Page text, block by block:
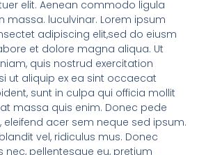
elit. Aenean commodo ligula
massa. luculvinar. Lorem ipsum
adipiscing elit,sed do eiusm
et dolore magna aliqua. Ut
quis nostrud exercitation
ut aliquip ex ea sint occaecat
sunt in culpa qui officia mollit
massa quis enim. Donec pede
eleifend acer sem neque sed ipsum.
vel, ridiculus mus. Donec
nec, pellentesque eu, pretium